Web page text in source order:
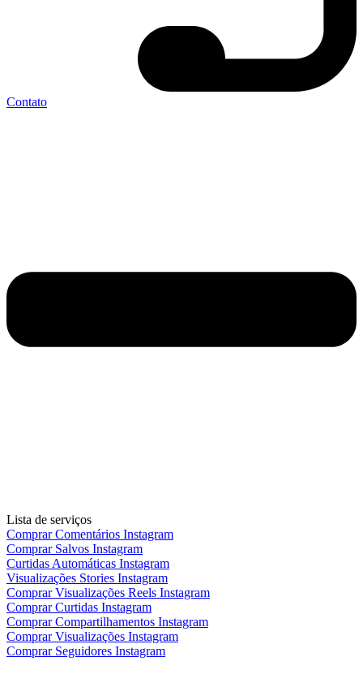
Contato
Lista de serviços
Comprar Comentários Instagram
Comprar Salvos Instagram
Curtidas Automáticas Instagram
Visualizações Stories Instagram
Comprar Visualizações Reels Instagram
Comprar Curtidas Instagram
Comprar Compartilhamentos Instagram
Comprar Visualizações Instagram
Comprar Seguidores Instagram